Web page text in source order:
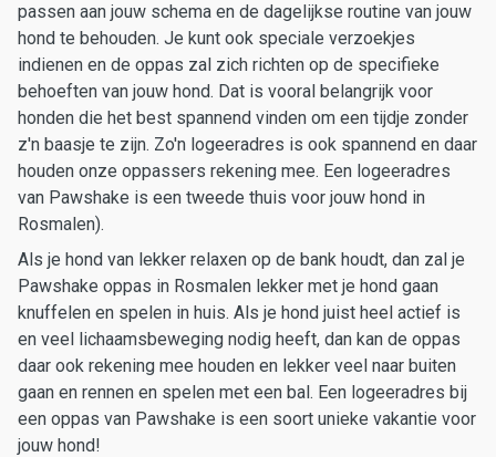
passen aan jouw schema en de dagelijkse routine van jouw
hond te behouden. Je kunt ook speciale verzoekjes
indienen en de oppas zal zich richten op de specifieke
behoeften van jouw hond. Dat is vooral belangrijk voor
honden die het best spannend vinden om een tijdje zonder
z'n baasje te zijn. Zo'n logeeradres is ook spannend en daar
houden onze oppassers rekening mee. Een logeeradres
van Pawshake is een tweede thuis voor jouw hond in
Rosmalen).
Als je hond van lekker relaxen op de bank houdt, dan zal je
Pawshake oppas in Rosmalen lekker met je hond gaan
knuffelen en spelen in huis. Als je hond juist heel actief is
en veel lichaamsbeweging nodig heeft, dan kan de oppas
daar ook rekening mee houden en lekker veel naar buiten
gaan en rennen en spelen met een bal. Een logeeradres bij
een oppas van Pawshake is een soort unieke vakantie voor
jouw hond!